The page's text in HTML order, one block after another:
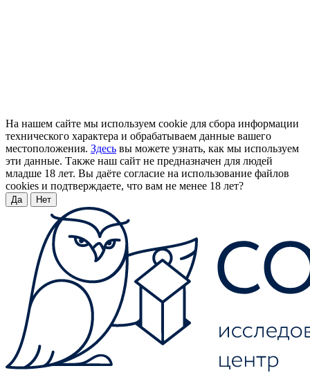
На нашем сайте мы используем cookie для сбора информации
технического характера и обрабатываем данные вашего
местоположения. Здесь вы можете узнать, как мы используем
эти данные. Также наш сайт не предназначен для людей
младше 18 лет. Вы даёте согласие на использование файлов
cookies и подтверждаете, что вам не менее 18 лет?
Да Нет